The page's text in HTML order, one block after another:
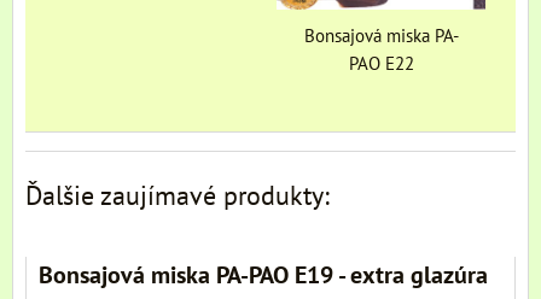
Bonsajová miska PA-
PAO E22
Ďalšie zaujímavé produkty:
Bonsajová miska PA-PAO E19 - extra glazúra